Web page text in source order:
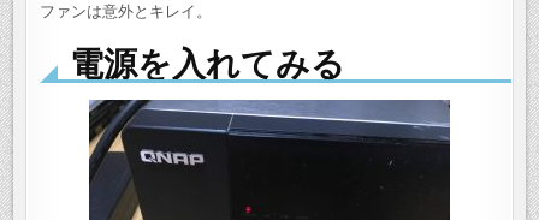
ファンは意外とキレイ。
電源を入れてみる